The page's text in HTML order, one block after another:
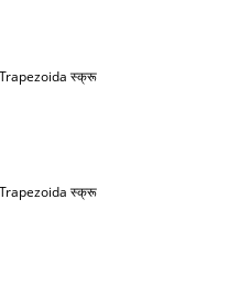
स्क्रू
स्क्रू